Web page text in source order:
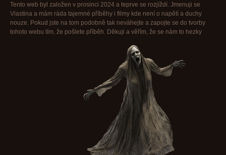
Tento web byl založen v prosinci 2024 a teprve se rozjíždí. Jmenuji se
Vlastina a mám ráda tajemné příběhy i filmy kde není o napětí a duchy
nouze. Pokud jste na tom podobně tak neváhejte a zapojte se do tvorby
tohoto webu tím, že pošlete příběh. Děkuji a věřím, že se nám to hezky